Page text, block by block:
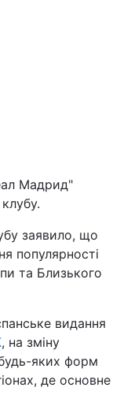
Мадрид"
заявило, що
популярності
та Близького
видання
, на зміну
яких форм
де основне